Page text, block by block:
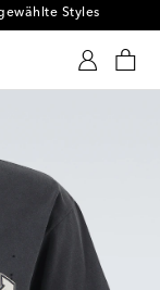
Styles